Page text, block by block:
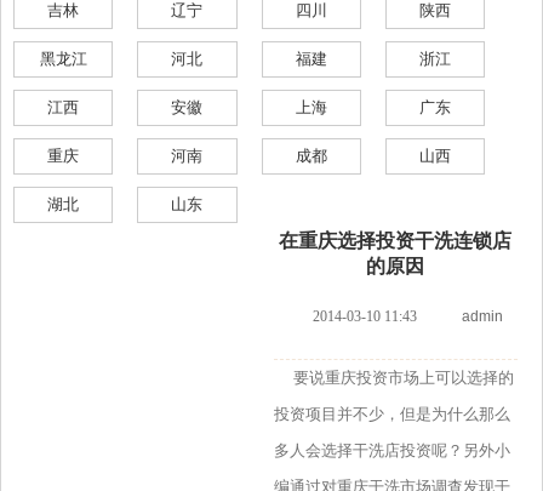
吉林 辽宁 四川 陕西
黑龙江 河北 福建 浙江
江西 安徽 上海 广东
重庆 河南 成都 山西
湖北 山东
在重庆选择投资干洗连锁店
的原因
2014-03-10 11:43 admin
要说重庆投资市场上可以选择的
投资项目并不少，但是为什么那么
多人会选择干洗店投资呢？另外小
编通过对重庆干洗市场调查发现干